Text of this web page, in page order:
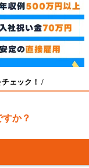
チェック！ /
か？